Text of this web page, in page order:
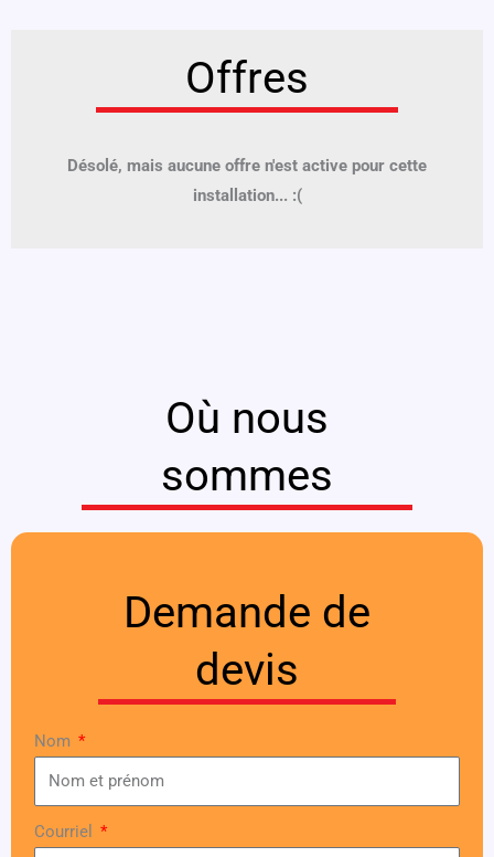
Offres
Désolé, mais aucune offre n'est active pour cette
installation... :(
Où nous
sommes
Demande de
devis
Nom
Courriel